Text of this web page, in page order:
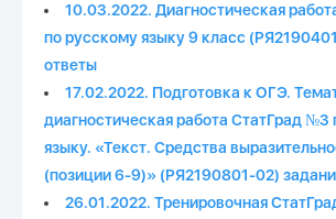
10.03.2022. Диагностическая
по русскому языку 9 класс
ответы
17.02.2022. Подготовка к ОГЭ.
диагностическая работа СтатГрад №3
языку. «Текст. Средства
(позиции 6-9)» (РЯ2190801-02)
26.01.2022. Тренировочная